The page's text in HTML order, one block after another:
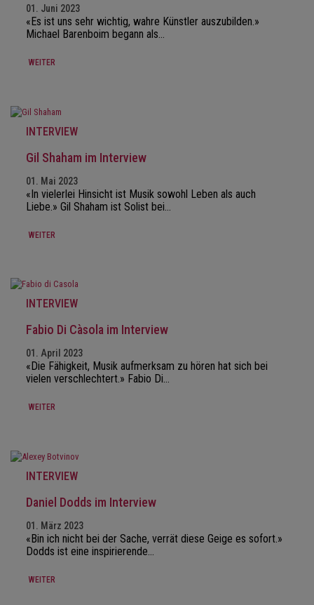
01. Juni 2023
«Es ist uns sehr wichtig, wahre Künstler auszubilden.»
Michael Barenboim begann als…
WEITER
INTERVIEW
Gil Shaham im Interview
01. Mai 2023
«In vielerlei Hinsicht ist Musik sowohl Leben als auch
Liebe.» Gil Shaham ist Solist bei…
WEITER
INTERVIEW
Fabio Di Càsola im Interview
01. April 2023
«Die Fähigkeit, Musik aufmerksam zu hören hat sich bei
vielen verschlechtert.» Fabio Di…
WEITER
INTERVIEW
Daniel Dodds im Interview
01. März 2023
«Bin ich nicht bei der Sache, verrät diese Geige es sofort.»
Dodds ist eine inspirierende…
WEITER